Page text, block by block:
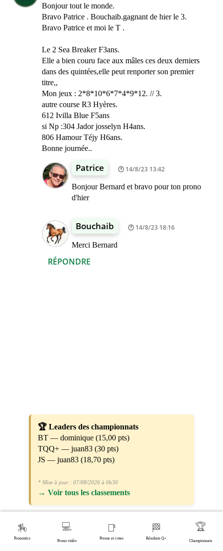
Bonjour tout le monde.
Bravo Patrice . Bouchaib.gagnant de hier le 3.
Bravo Patrice et moi le T .
Le 2 Sea Breaker F3ans.
Elle a bien couru face aux mâles ces deux derniers
dans des quintées,elle peut renporter son premier
titre,,
Mon jeux : 2*8*10*6*7*4*9*12. // 3.
autre course R3 Hyères.
612 Ivilla Blue F5ans
si Np :304 Jador josselyn H4ans.
806 Hamour Téjy H6ans.
Bonne journée..
RÉPONDRE
Patrice 14/8/23 13:42
Bonjour Bernard et bravo pour ton prono
d'hier
Bouchaib 14/8/23 18:16
Merci Bernard
🏆 Leaders des championnats
BT — dominique (15,00 pts)
TQQ+ — juan83 (30 pts)
JS — juan83 (18,70 pts)
* Mise à jour : 07/08/2026 à 0h30
→ Voir tous les classements
── LA SUITE APRÈS CETTE PUBLICITÉ ──
🏇
Pronostics
💻
Prono vidéo
📑
Presse et cotes
🏁
Résultats Q+
🏆
Championnats